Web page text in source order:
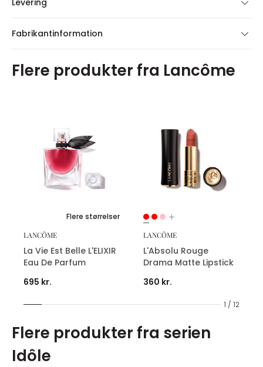
Fabrikantinformation
Flere produkter fra Lancôme
1 / 12
Flere størrelser
LANCÔME
La Vie Est Belle L'ELIXIR
Eau De Parfum
695 kr.
LANCÔME
L'Absolu Rouge
Drama Matte Lipstick
360 kr.
Flere produkter fra serien
Idôle